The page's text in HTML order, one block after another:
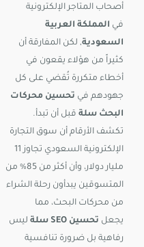
أصحاب المتاجر الإلكترونية
في المملكة العربية
السعودية, لكن المفارقة أن
كثيراً من هؤلاء يقعون في
أخطاء متكررة تُقضي على كل
جهودهم في تحسين محركات
البحث سلة قبل أن تبدأ.
تكشف الأرقام أن سوق التجارة
الإلكترونية السعودي تجاوز 11
مليار دولار، وأن أكثر من 85% من
المتسوقين يبدأون رحلة الشراء
من محركات البحث، مما
يجعل تحسين SEO سلة
ليس
رفاهية بل ضرورة تنافسية